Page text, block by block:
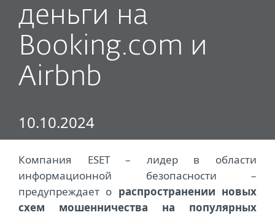
деньги на
Booking.com и
Airbnb
10.10.2024
Компания ESET – лидер в области
информационной безопасности –
предупреждает о распространении новых
схем мошенничества на популярных